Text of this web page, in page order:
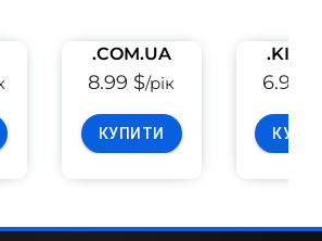
.COM.UA
8.99 $/рік
КУПИТИ
6.99 $